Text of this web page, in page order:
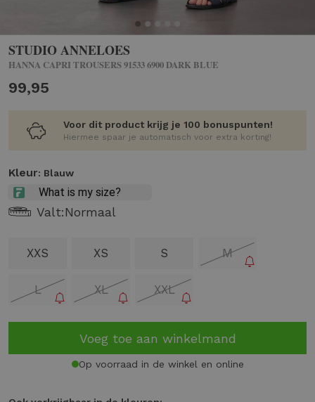
STUDIO ANNELOES
HANNA CAPRI TROUSERS 91533 6900 DARK BLUE
99,95
Voor dit product krijg je 100 bonuspunten!
Hiermee spaar je automatisch voor extra korting!
Kleur: Blauw
Valt:Normaal
XXS XS S M
L XL XXL
Voeg toe aan winkelmand
Op voorraad in de winkel en online